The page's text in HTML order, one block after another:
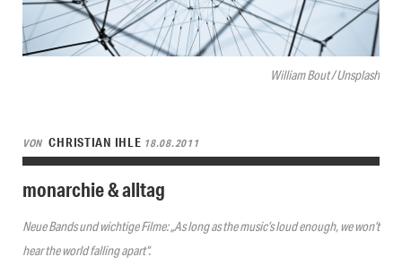
William Bout / Unsplash
VON CHRISTIAN IHLE 18.08.2011
monarchie & alltag
Neue Bands und wichtige Filme: „As long as the music’s loud enough, we won’t
hear the world falling apart“.